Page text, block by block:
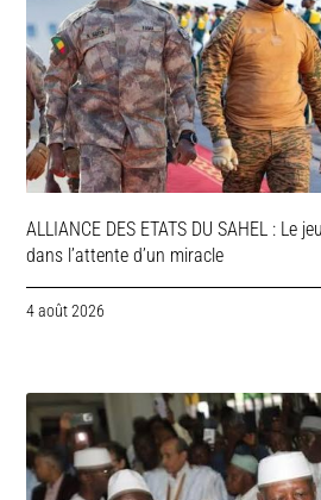
ALLIANCE DES ETATS DU SAHEL : Le
dans l’attente d’un miracle
4 août 2026